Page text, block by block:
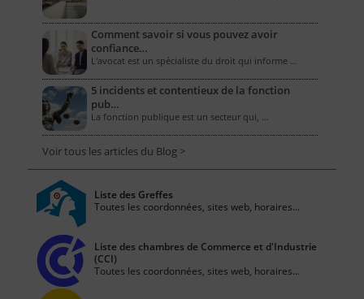
Comment savoir si vous pouvez avoir
confiance…
L'avocat est un spécialiste du droit qui informe …
5 incidents et contentieux de la fonction
pub…
La fonction publique est un secteur qui, …
Voir tous les articles du Blog >
Liste des Greffes
Toutes les coordonnées, sites web, horaires...
Liste des chambres de Commerce et d'Industrie
(CCI)
Toutes les coordonnées, sites web, horaires...